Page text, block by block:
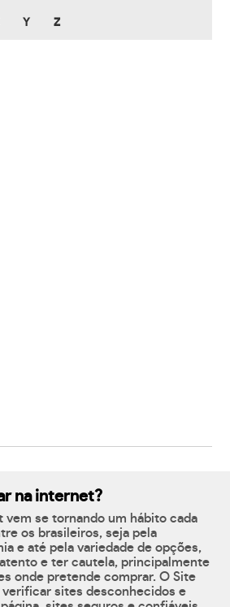
Y Z
na internet?
vem se tornando um hábito cada
os brasileiros, seja pela
e até pela variedade de opções,
e ter cautela, principalmente
onde pretende comprar. O Site
verificar sites desconhecidos e